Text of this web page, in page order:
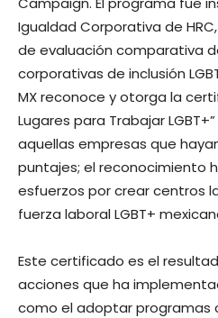
Igualdad Corporativa de
de evaluación comparativa
corporativas de inclusión
MX reconoce y otorga la
Lugares para Trabajar
aquellas empresas que
puntajes; el reconocimiento
esfuerzos por crear centros
fuerza laboral LGBT+
Este certificado es el
acciones que ha
como el adoptar programas